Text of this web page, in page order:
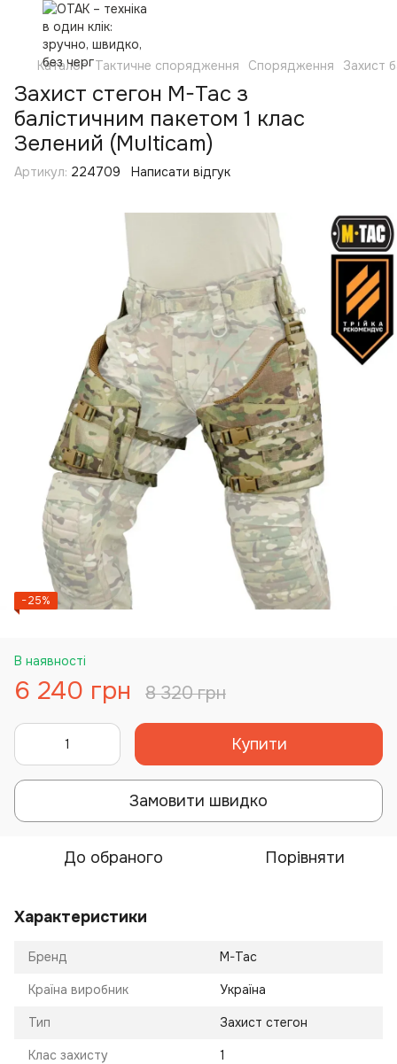
Каталог Тактичне спорядження Спорядження Захист
Захист стегон M-Tac з
балістичним пакетом 1 клас
Зелений (Multicam)
Артикул: 224709 Написати відгук
−25%
В наявності
6 240 грн 8 320 грн
Купити
Замовити швидко
До обраного Порівняти
Характеристики
Бренд M-Tac
Країна виробник Україна
Тип Захист стегон
Клас захисту 1